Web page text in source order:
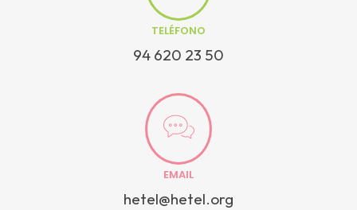
TELÉFONO
94 620 23 50
EMAIL
hetel@hetel.org